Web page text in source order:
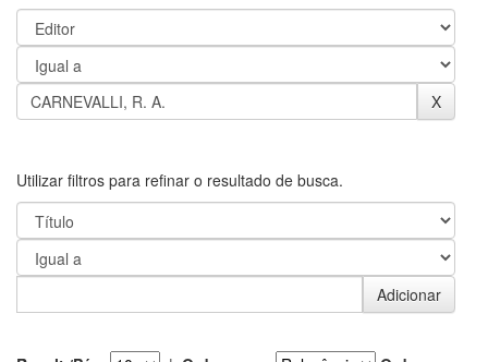
Utilizar filtros para refinar o resultado de busca.